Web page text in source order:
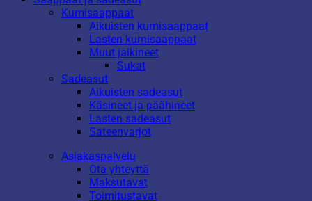
Kumisaappaat
Aikuisten kumisaappaat
Lasten kumisaappaat
Muut jalkineet
Sukat
Sadeasut
Aikuisten sadeasut
Käsineet ja päähineet
Lasten sadeasut
Sateenvarjot
Asiakaspalvelu
Ota yhteyttä
Maksutavat
Toimitustavat